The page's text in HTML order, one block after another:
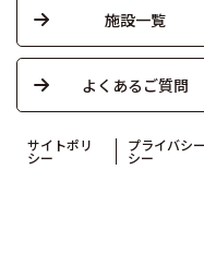
施設一覧
よくあるご質問
サイトポリ
シー
プライバシ
シー